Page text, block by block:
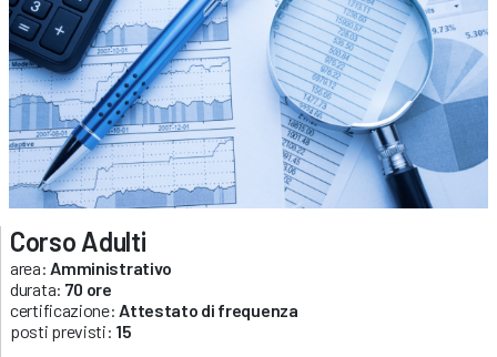
Corso Adulti
area: Amministrativo
durata: 70 ore
certificazione: Attestato di frequenza
posti previsti: 15